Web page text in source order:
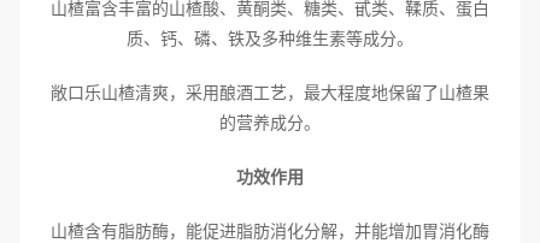
山楂富含丰富的山楂酸、黄酮类、糖类、甙类、鞣质、蛋白
质、钙、磷、铁及多种维生素等成分。
敞口乐山楂清爽，采用酿酒工艺，最大程度地保留了山楂果
的营养成分。
功效作用
山楂含有脂肪酶，能促进脂肪消化分解，并能增加胃消化酶